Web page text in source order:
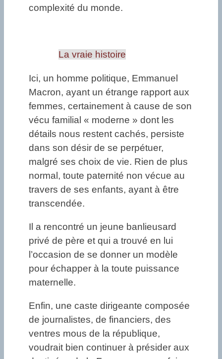
complexité du monde.
La vraie histoire
Ici, un homme politique, Emmanuel
Macron, ayant un étrange rapport aux
femmes, certainement à cause de son
vécu familial « moderne » dont les
détails nous restent cachés, persiste
dans son désir de se perpétuer,
malgré ses choix de vie. Rien de plus
normal, toute paternité non vécue au
travers de ses enfants, ayant à être
transcendée.
Il a rencontré un jeune banlieusard
privé de père et qui a trouvé en lui
l’occasion de se donner un modèle
pour échapper à la toute puissance
maternelle.
Enfin, une caste dirigeante composée
de journalistes, de financiers, des
ventres mous de la république,
voudrait bien continuer à présider aux